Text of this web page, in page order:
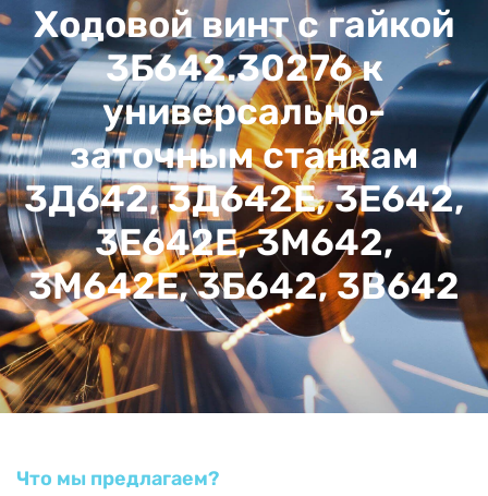
Ходовой винт с гайкой
3Б642.30276 к
универсально-
заточным станкам
3Д642, 3Д642Е, 3Е642,
3Е642Е, 3М642,
3М642Е, 3Б642, 3В642
Что мы предлагаем?